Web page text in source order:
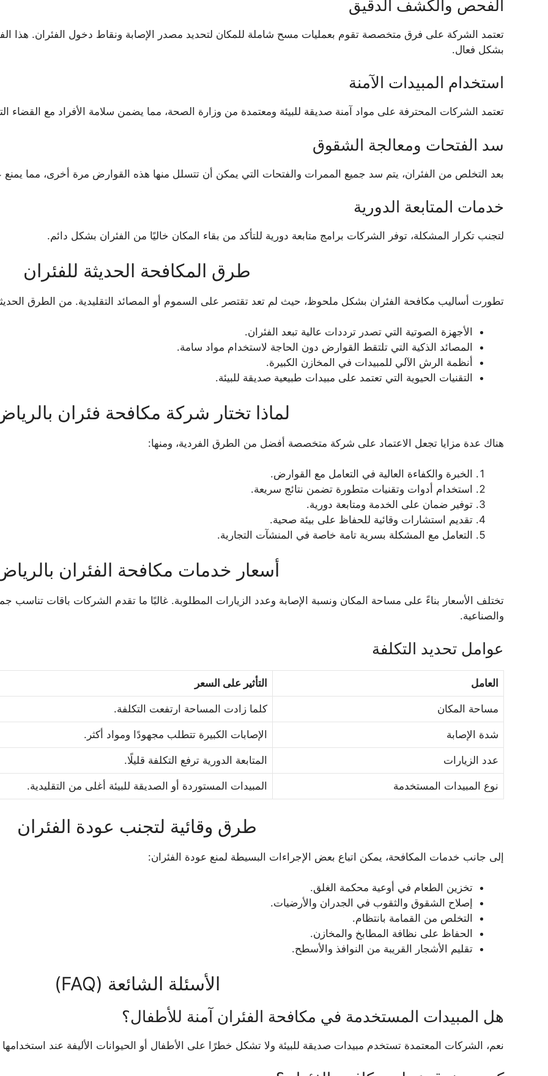
الفحص والكشف الدقيق
تعتمد الشركة على فرق متخصصة تقوم بعمليات مسح شاملة للمكان لتحديد مصدر الإصابة ونقاط دخول الفئران.
بشكل فعال.
استخدام المبيدات الآمنة
تعتمد الشركات المحترفة على مواد آمنة صديقة للبيئة ومعتمدة من وزارة الصحة، مما يضمن سلامة الأفراد مع القضاء
سد الفتحات ومعالجة الشقوق
بعد التخلص من الفئران، يتم سد جميع الممرات والفتحات التي يمكن أن تتسلل منها هذه القوارض مرة أخرى، مما يمنع
خدمات المتابعة الدورية
لتجنب تكرار المشكلة، توفر الشركات برامج متابعة دورية للتأكد من بقاء المكان خاليًا من الفئران بشكل دائم.
طرق المكافحة الحديثة للفئران
تطورت أساليب مكافحة الفئران بشكل ملحوظ، حيث لم تعد تقتصر على السموم أو المصائد التقليدية. من الطرق
الأجهزة الصوتية التي تصدر ترددات عالية تبعد الفئران.
المصائد الذكية التي تلتقط القوارض دون الحاجة لاستخدام مواد سامة.
أنظمة الرش الآلي للمبيدات في المخازن الكبيرة.
التقنيات الحيوية التي تعتمد على مبيدات طبيعية صديقة للبيئة.
لماذا تختار شركة مكافحة فئران
هناك عدة مزايا تجعل الاعتماد على شركة متخصصة أفضل من الطرق الفردية، ومنها:
الخبرة والكفاءة العالية في التعامل مع القوارض.
استخدام أدوات وتقنيات متطورة تضمن نتائج سريعة.
توفير ضمان على الخدمة ومتابعة دورية.
تقديم استشارات وقائية للحفاظ على بيئة صحية.
التعامل مع المشكلة بسرية تامة خاصة في المنشآت التجارية.
أسعار خدمات مكافحة الفئران
تختلف الأسعار بناءً على مساحة المكان ونسبة الإصابة وعدد الزيارات المطلوبة. غالبًا ما تقدم الشركات باقات تناسب
والصناعية.
عوامل تحديد التكلفة
العامل التأثير على السعر
مساحة المكان كلما زادت المساحة ارتفعت التكلفة.
شدة الإصابة الإصابات الكبيرة تتطلب مجهودًا ومواد أكثر.
عدد الزيارات المتابعة الدورية ترفع التكلفة قليلًا.
نوع المبيدات المستخدمة المبيدات المستوردة أو الصديقة للبيئة أغلى من التقليدية.
طرق وقائية لتجنب عودة الفئران
إلى جانب خدمات المكافحة، يمكن اتباع بعض الإجراءات البسيطة لمنع عودة الفئران:
تخزين الطعام في أوعية محكمة الغلق.
إصلاح الشقوق والثقوب في الجدران والأرضيات.
التخلص من القمامة بانتظام.
الحفاظ على نظافة المطابخ والمخازن.
تقليم الأشجار القريبة من النوافذ والأسطح.
الأسئلة الشائعة (FAQ)
هل المبيدات المستخدمة في مكافحة الفئران آمنة للأطفال؟
نعم، الشركات المعتمدة تستخدم مبيدات صديقة للبيئة ولا تشكل خطرًا على الأطفال أو الحيوانات الأليفة عند